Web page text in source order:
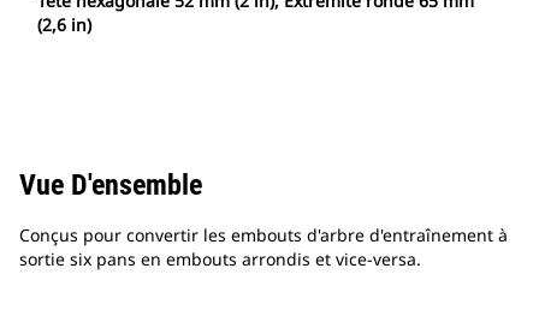
(2,6 in)
Vue D'ensemble
Conçus pour convertir les embouts d'arbre d'entraînement à
sortie six pans en embouts arrondis et vice-versa.